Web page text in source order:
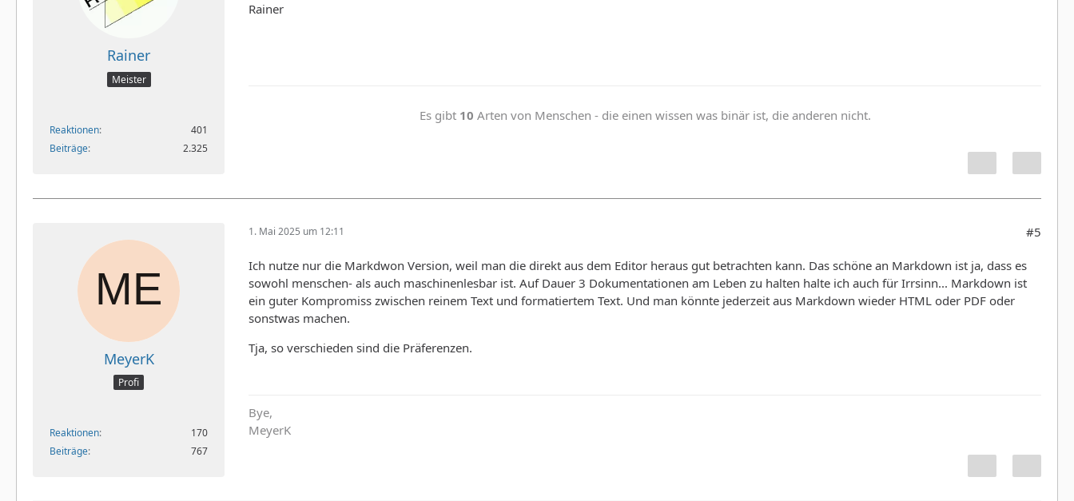
Rainer
Meister
Reaktionen
401
Beiträge
2.325
Rainer
Es gibt 10 Arten von Menschen - die einen wissen was binär ist, die anderen nicht.
MeyerK
Profi
Reaktionen
170
Beiträge
767
1. Mai 2025 um 12:11 #5
Ich nutze nur die Markdwon Version, weil man die direkt aus dem Editor heraus gut betrachten kann. Das schöne an Markdown ist ja, dass es
sowohl menschen- als auch maschinenlesbar ist. Auf Dauer 3 Dokumentationen am Leben zu halten halte ich auch für Irrsinn... Markdown ist
ein guter Kompromiss zwischen reinem Text und formatiertem Text. Und man könnte jederzeit aus Markdown wieder HTML oder PDF oder
sonstwas machen.
Tja, so verschieden sind die Präferenzen.
Bye,
MeyerK